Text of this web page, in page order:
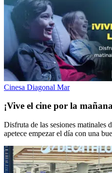
Cinesa Diagonal Mar
¡Vive el cine por la
Disfruta de las sesiones matinales
apetece empezar el día con una